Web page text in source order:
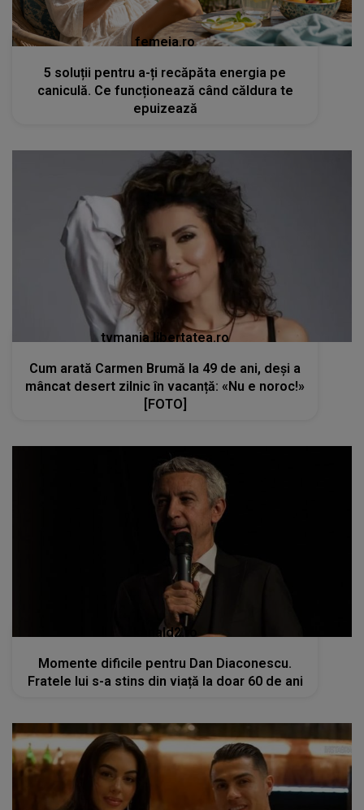
femeia.ro
5 soluții pentru a-ți recăpăta energia pe
caniculă. Ce funcționează când căldura te
epuizează
tvmania.libertatea.ro
Cum arată Carmen Brumă la 49 de ani, deși a
mâncat desert zilnic în vacanță: «Nu e noroc!»
[FOTO]
kanald2.ro
Momente dificile pentru Dan Diaconescu.
Fratele lui s-a stins din viață la doar 60 de ani